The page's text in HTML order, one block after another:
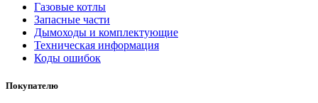
Газовые котлы
Запасные части
Дымоходы и комплектующие
Техническая информация
Коды ошибок
Покупателю